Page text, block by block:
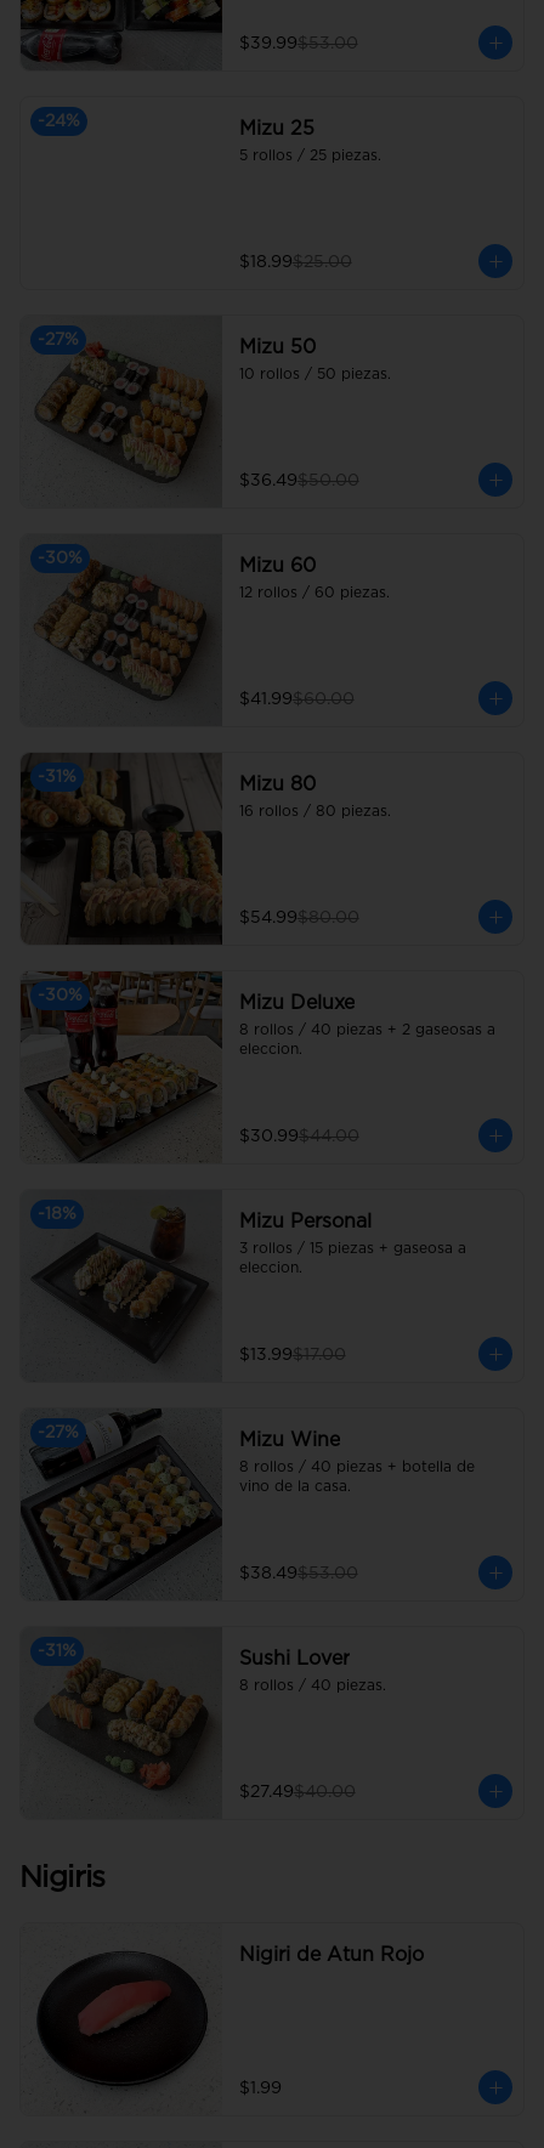
$39.99$53.00
-24% Mizu 25
5 rollos / 25 piezas.
$18.99$25.00
-27% Mizu 50
10 rollos / 50 piezas.
$36.49$50.00
-30% Mizu 60
12 rollos / 60 piezas.
$41.99$60.00
-31 % Mizu 80
16 rollos / 80 piezas.
$54.99$80.00
-30% Mizu Deluxe
8 rollos / 40 piezas + 2 gaseosas a
eleccion.
$30.99$44.00
-18% Mizu Personal
3 rollos / 15 piezas + gaseosa a
eleccion.
$13.99$17.00
-27% Mizu Wine
8 rollos / 40 piezas + botella de
vino de la casa.
$38.49$53.00
-31 % Sushi Lover
8 rollos / 40 piezas.
$27.49$40.00
Nigiris
Nigiri de Atun Rojo
$1.99